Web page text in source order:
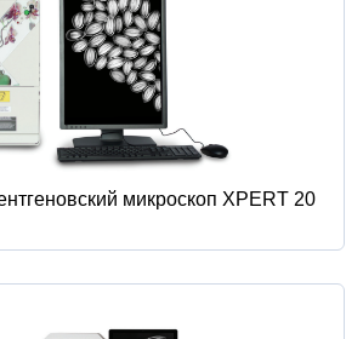
микроскоп XPERT 20